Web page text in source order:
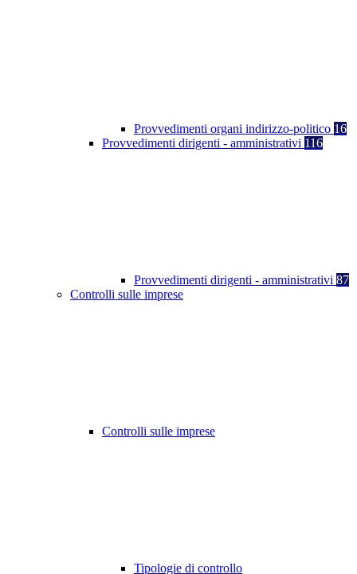
Provvedimenti organi indirizzo-politico 16
Provvedimenti dirigenti - amministrativi 116
Provvedimenti dirigenti - amministrativi 87
Controlli sulle imprese
Controlli sulle imprese
Tipologie di controllo